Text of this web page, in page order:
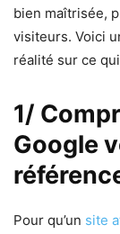
bien maîtrisée,
visiteurs. Voici
réalité sur ce
1/
Google
Pour qu’un site